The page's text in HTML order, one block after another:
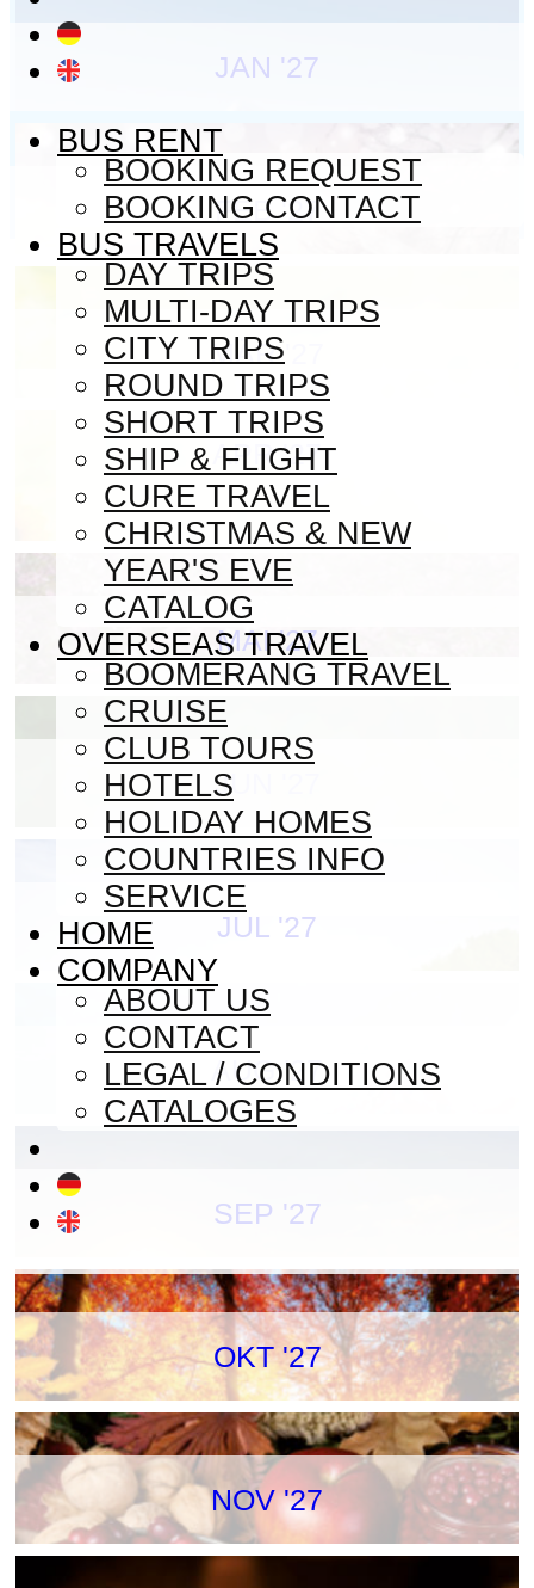
BUS RENT
BOOKING REQUEST
BOOKING CONTACT
BUS TRAVELS
DAY TRIPS
MULTI-DAY TRIPS
CITY TRIPS
ROUND TRIPS
SHORT TRIPS
SHIP & FLIGHT
CURE TRAVEL
CHRISTMAS & NEW
YEAR'S EVE
CATALOG
OVERSEAS TRAVEL
BOOMERANG TRAVEL
CRUISE
CLUB TOURS
HOTELS
HOLIDAY HOMES
COUNTRIES INFO
SERVICE
HOME
COMPANY
ABOUT US
CONTACT
LEGAL / CONDITIONS
CATALOGES
Fuhrpark
Reisebusse
Linienbus
Kleinbusse
Motor pool
Coaches
Club Coach
Omnibus
Minibus
JAN '27
FEB '27
MÄR '27
APR '27
MAI '27
JUN '27
JUL '27
AUG '27
SEP '27
OKT '27
NOV '27